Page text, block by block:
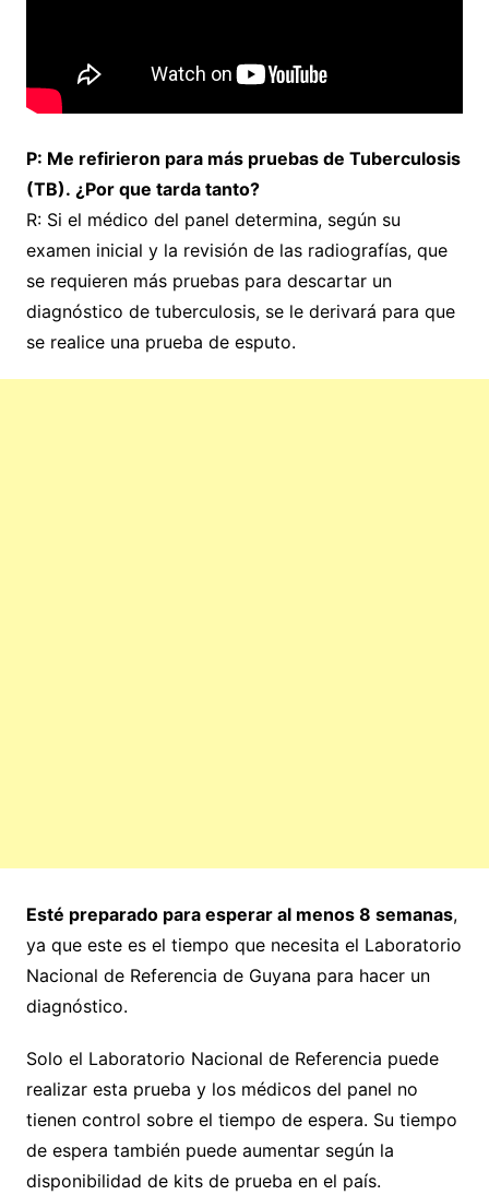
P: Me refirieron para más pruebas de Tuberculosis
(TB). ¿Por que tarda tanto?
R: Si el médico del panel determina, según su
examen inicial y la revisión de las radiografías, que
se requieren más pruebas para descartar un
diagnóstico de tuberculosis, se le derivará para que
se realice una prueba de esputo.
Esté preparado para esperar al menos 8 semanas,
ya que este es el tiempo que necesita el Laboratorio
Nacional de Referencia de Guyana para hacer un
diagnóstico.
Solo el Laboratorio Nacional de Referencia puede
realizar esta prueba y los médicos del panel no
tienen control sobre el tiempo de espera. Su tiempo
de espera también puede aumentar según la
disponibilidad de kits de prueba en el país.